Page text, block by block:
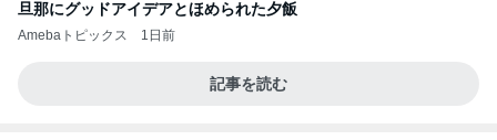
か、シンボルを受容可能なメッセージとして投げる